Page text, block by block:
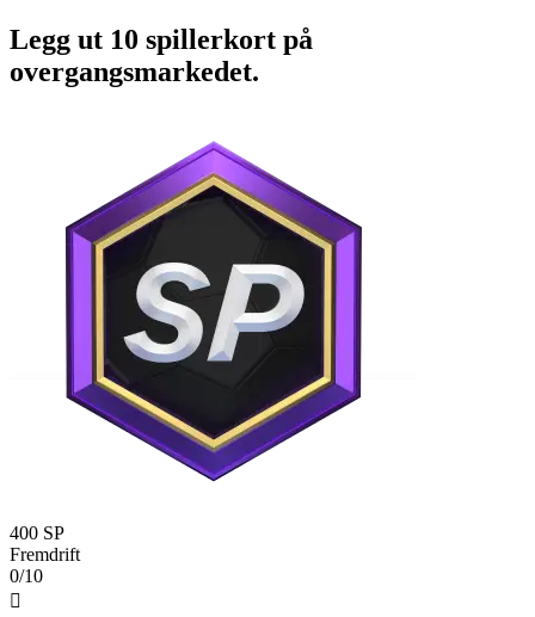
Legg ut 10 spillerkort på
overgangsmarkedet.
400 SP
Fremdrift
0/10
